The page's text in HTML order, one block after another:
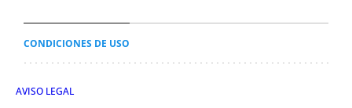
CONDICIONES DE USO
AVISO LEGAL